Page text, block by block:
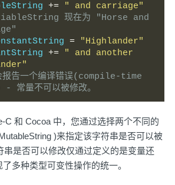
+=
" and carriage"
现在为 "Horse and
=
"Highlander"
+=
" and another
告一个编译错误(compile-time
常量不可以被修改。
C 和 Cocoa 中，您通过选择两个不同的
)来指定该字符串是否可以被
串是否可以修改仅通过定义的是变量还
多种类型可变性操作的统一。